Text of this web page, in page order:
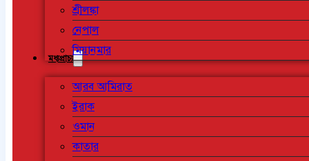
শ্রীলঙ্কা
নেপাল
মিয়ানমার
মধ্যপ্রাচ্য
আরব আমিরাত
ইরাক
ওমান
কাতার